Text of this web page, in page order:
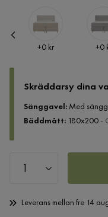
Pris
+0 kr Pris
+0
Skräddarsy dina
Sänggavel: Med
Bäddmått: 180x200 -
Leverans mellan fre 14